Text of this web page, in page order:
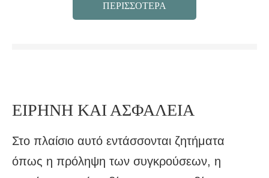
ΠΕΡΙΣΣΟΤΕΡΑ
ΕΙΡΗΝΗ ΚΑΙ ΑΣΦΑΛΕΙΑ
Στο πλαίσιο αυτό εντάσσονται ζητήματα
όπως η πρόληψη των συγκρούσεων, η